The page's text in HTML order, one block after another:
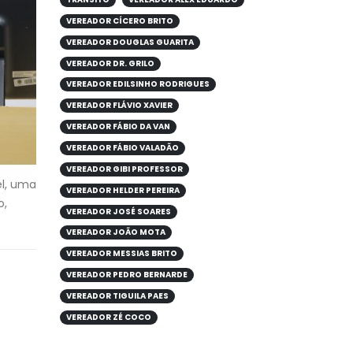
uma
VEREADOR CÍCERO BRITO
VEREADOR DOUGLAS GUARITA
VEREADOR DR. GRILO
VEREADOR EDILSINHO RODRIGUES
VEREADOR FLÁVIO XAVIER
VEREADOR FÁBIO DA VAN
VEREADOR FÁBIO VALADÃO
VEREADOR GIBI PROFESSOR
VEREADOR HELDER PEREIRA
VEREADOR JOSÉ SOARES
VEREADOR JOÃO MOTA
VEREADOR MESSIAS BRITO
VEREADOR PEDRO BERNARDE
VEREADOR TIGUILA PAES
VEREADOR ZÉ COCO